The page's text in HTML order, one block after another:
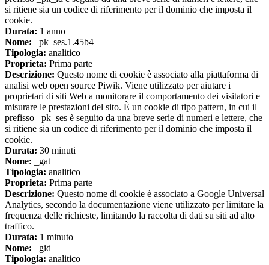
si ritiene sia un codice di riferimento per il dominio che imposta il
cookie.
Durata: 1 anno
Nome: _pk_ses.1.45b4
Tipologia: analitico
Proprieta: Prima parte
Descrizione: Questo nome di cookie è associato alla piattaforma di
analisi web open source Piwik. Viene utilizzato per aiutare i
proprietari di siti Web a monitorare il comportamento dei visitatori e
misurare le prestazioni del sito. È un cookie di tipo pattern, in cui il
prefisso _pk_ses è seguito da una breve serie di numeri e lettere, che
si ritiene sia un codice di riferimento per il dominio che imposta il
cookie.
Durata: 30 minuti
Nome: _gat
Tipologia: analitico
Proprieta: Prima parte
Descrizione: Questo nome di cookie è associato a Google Universal
Analytics, secondo la documentazione viene utilizzato per limitare la
frequenza delle richieste, limitando la raccolta di dati su siti ad alto
traffico.
Durata: 1 minuto
Nome: _gid
Tipologia: analitico